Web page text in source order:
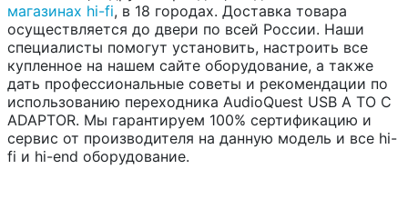
магазинах hi-fi, в 18 городах. Доставка товара
осуществляется до двери по всей России. Наши
специалисты помогут установить, настроить все
купленное на нашем сайте оборудование, а также
дать профессиональные советы и рекомендации по
использованию переходника AudioQuest USB A TO C
ADAPTOR. Мы гарантируем 100% сертификацию и
сервис от производителя на данную модель и все hi-
fi и hi-end оборудование.